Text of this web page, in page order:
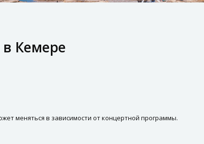
Кемере
меняться в зависимости от концертной программы.